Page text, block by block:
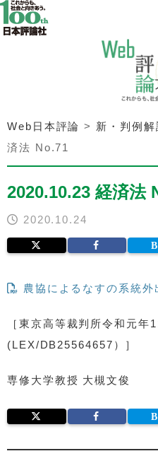
Web日本評論 > 新・判例
済法 No.71
2020.10.23 経済法
2020.10.24
農協によるなすの系統外
［東京高等裁判所令和元年
(LEX/DB25564657）］
専修大学教授 大槻文俊